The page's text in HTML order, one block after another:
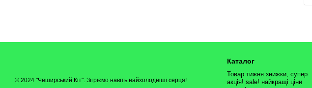
© 2024 "Чеширський Кіт". Зігріємо навіть найхолодніші серця!
Каталог
Товар тижня знижки, супер
акція! sale! найкращі ціни